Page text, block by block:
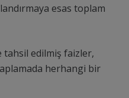
esas toplam
tahsil edilmiş faizler,
herhangi bir